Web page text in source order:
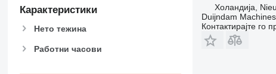
Карактеристики
Нето тежина
Работни часови
Холандија,
Duijndam Machines
Контактирајте го